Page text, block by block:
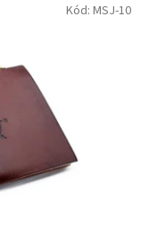
Kód: MSJ-10